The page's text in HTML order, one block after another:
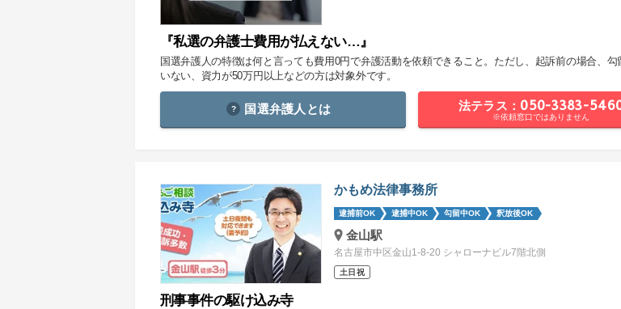
『私選の弁護士費用が払えない…』
国選弁護人の特徴は何と言っても費用0円で弁護活動を依頼できること。ただし、起訴前の場合、勾
いない、資力が50万円以上などの方は対象外です。
国選弁護人とは 法テラス：050-3383-
※依頼窓口ではありません
かもめ法律事務所
逮捕前OK 逮捕中OK 勾留中OK 釈放後OK
金山駅
名古屋市中区金山1-8-20 シャローナビル7階北側
土日祝
刑事事件の駆け込み寺